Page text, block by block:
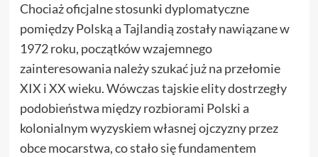
Chociaż oficjalne stosunki dyplomatyczne
pomiędzy Polską a Tajlandią zostały nawiązane w
1972 roku, początków wzajemnego
zainteresowania należy szukać już na przełomie
XIX i XX wieku. Wówczas tajskie elity dostrzegły
podobieństwa między rozbiorami Polski a
kolonialnym wyzyskiem własnej ojczyzny przez
obce mocarstwa, co stało się fundamentem